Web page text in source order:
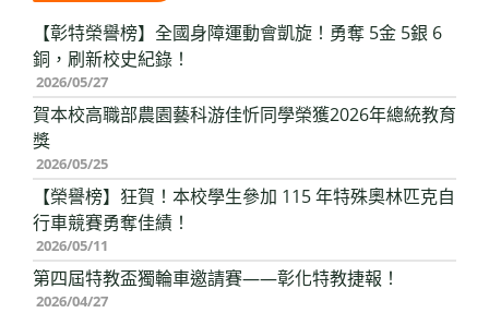
【彰特榮譽榜】全國身障運動會凱旋！勇奪 5金 5銀 6
銅，刷新校史紀錄！
2026/05/27
賀本校高職部農園藝科游佳忻同學榮獲2026年總統教育
獎
2026/05/25
【榮譽榜】狂賀！本校學生參加 115 年特殊奧林匹克自
行車競賽勇奪佳績！
2026/05/11
第四屆特教盃獨輪車邀請賽——彰化特教捷報！
2026/04/27